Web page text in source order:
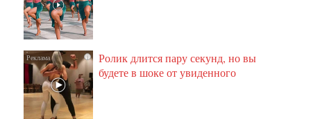
i
Ролик длится пару секунд, но вы
будете в шоке от увиденного